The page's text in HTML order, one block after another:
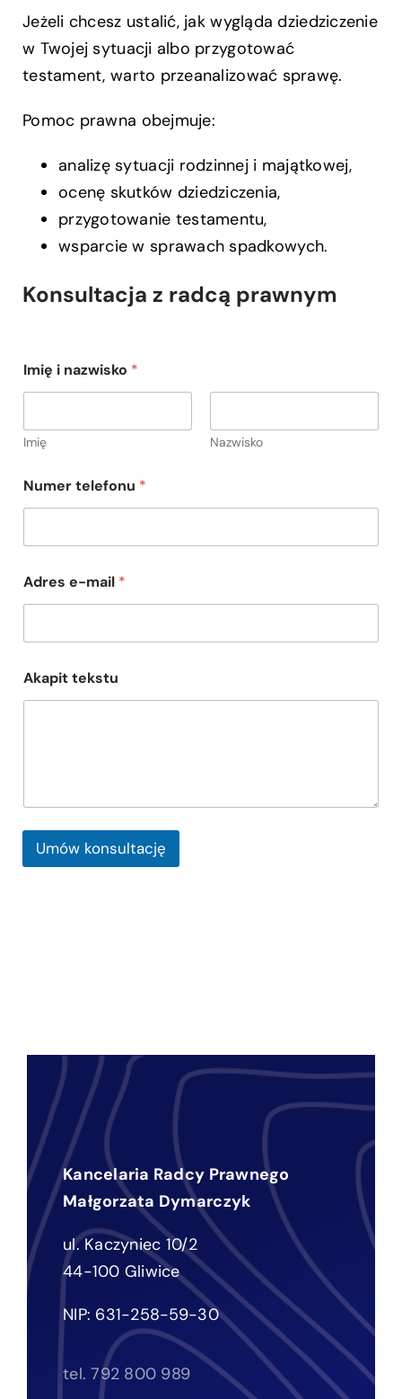
Jeżeli chcesz ustalić, jak wygląda dziedziczenie
w Twojej sytuacji albo przygotować
testament, warto przeanalizować sprawę.
Pomoc prawna obejmuje:
analizę sytuacji rodzinnej i majątkowej,
ocenę skutków dziedziczenia,
przygotowanie testamentu,
wsparcie w sprawach spadkowych.
Konsultacja z radcą prawnym
i
i
Imię i nazwisko *
Imię Nazwisko
Numer telefonu *
Adres e-mail *
Akapit tekstu
Umów konsultację
Kancelaria Radcy Prawnego
Małgorzata Dymarczyk
ul. Kaczyniec 10/2
44-100 Gliwice
NIP: 631-258-59-30
tel. 792 800 989